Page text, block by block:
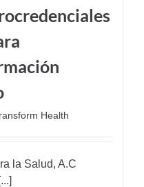
Health
la Salud, A.C